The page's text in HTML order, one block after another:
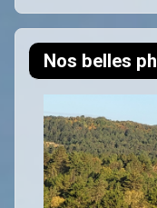
Nos belles